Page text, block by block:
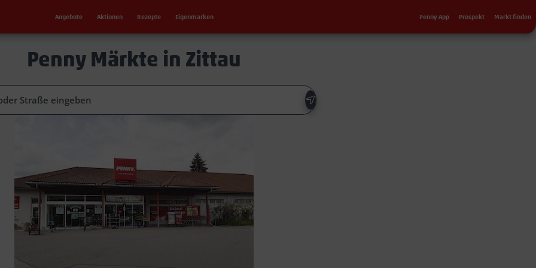
Angebote Aktionen Rezepte Eigenmarken Sekundärnavigation
Penny App Prospekt Markt finden
Penny Märkte in Zittau